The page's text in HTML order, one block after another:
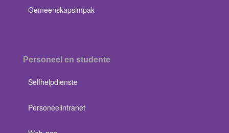
Gemeenskapsimpak
Personeel en studente
Selfhelpdienste
Personeelintranet